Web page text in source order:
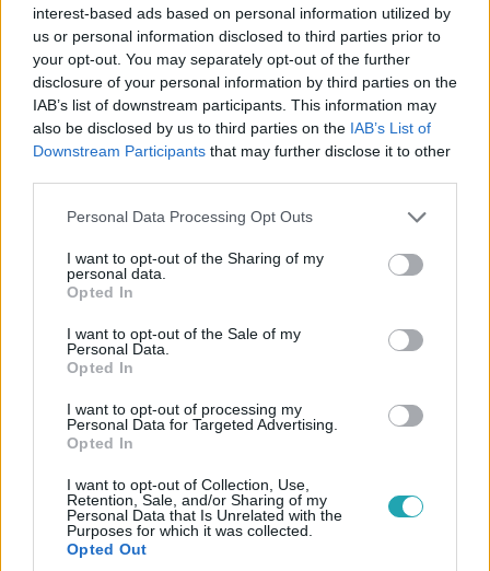
interest-based ads based on personal information utilized by
us or personal information disclosed to third parties prior to
your opt-out. You may separately opt-out of the further
disclosure of your personal information by third parties on the
IAB’s list of downstream participants. This information may
also be disclosed by us to third parties on the IAB’s List of
Downstream Participants that may further disclose it to other
Please note that this website/app uses one or more Google
not limited to your visit or usage behaviour. You may click to
grant or deny consent to Google and its third-party tags to
use your data for below specified purposes in below Google
consent section.
Personal Data Processing Opt Outs
I want to opt-out of the Sharing of my
personal data.
Opted In
I want to opt-out of the Sale of my
Personal Data.
Opted In
I want to opt-out of processing my
Personal Data for Targeted Advertising.
Opted In
I want to opt-out of Collection, Use,
Retention, Sale, and/or Sharing of my
Personal Data that Is Unrelated with the
Purposes for which it was collected.
Opted Out
Molnár Nini: Az egyik dolog, ami Gergőben
megfogott, hogy elrepített egy teljesen más
világba
távozásával, azonban a történetnek még nincs vége. Nini
az rtl.hu-nak mesélt arról, miként alakult Gergővel való